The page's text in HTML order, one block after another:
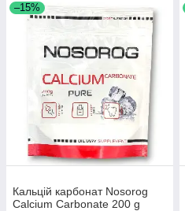
–15%
Кальцій карбонат Nosorog
Calcium Carbonate 200 g